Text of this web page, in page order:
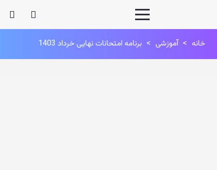
خانه > آموزشی > برنامه امتحانات نهایی خرداد 1403